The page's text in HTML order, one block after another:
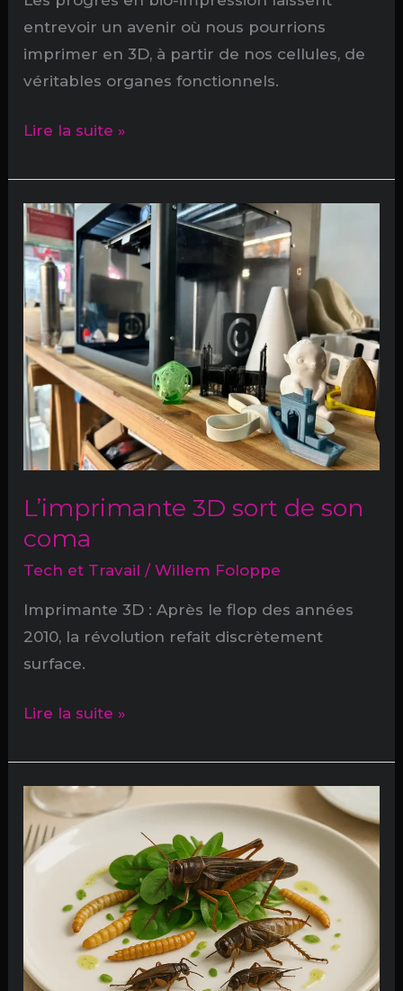
entrevoir un avenir où nous pourrions
imprimer en 3D, à partir de nos cellules, de
véritables organes fonctionnels.
Un
recto
verso
et
en
couleur
Lire la suite »
L’imprimante 3D sort de son
coma
Tech et Travail /Willem Foloppe
Imprimante 3D : Après le flop des années
2010, la révolution refait discrètement
surface.
L’imprimante
sort
de
son
coma
Lire la suite »